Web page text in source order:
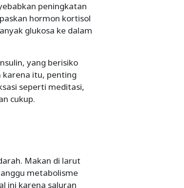
peningkatan
hormon kortisol
glukosa ke dalam
yang berisiko
karena itu, penting
seperti meditasi,
cukup.
Makan di larut
metabolisme
ini karena saluran